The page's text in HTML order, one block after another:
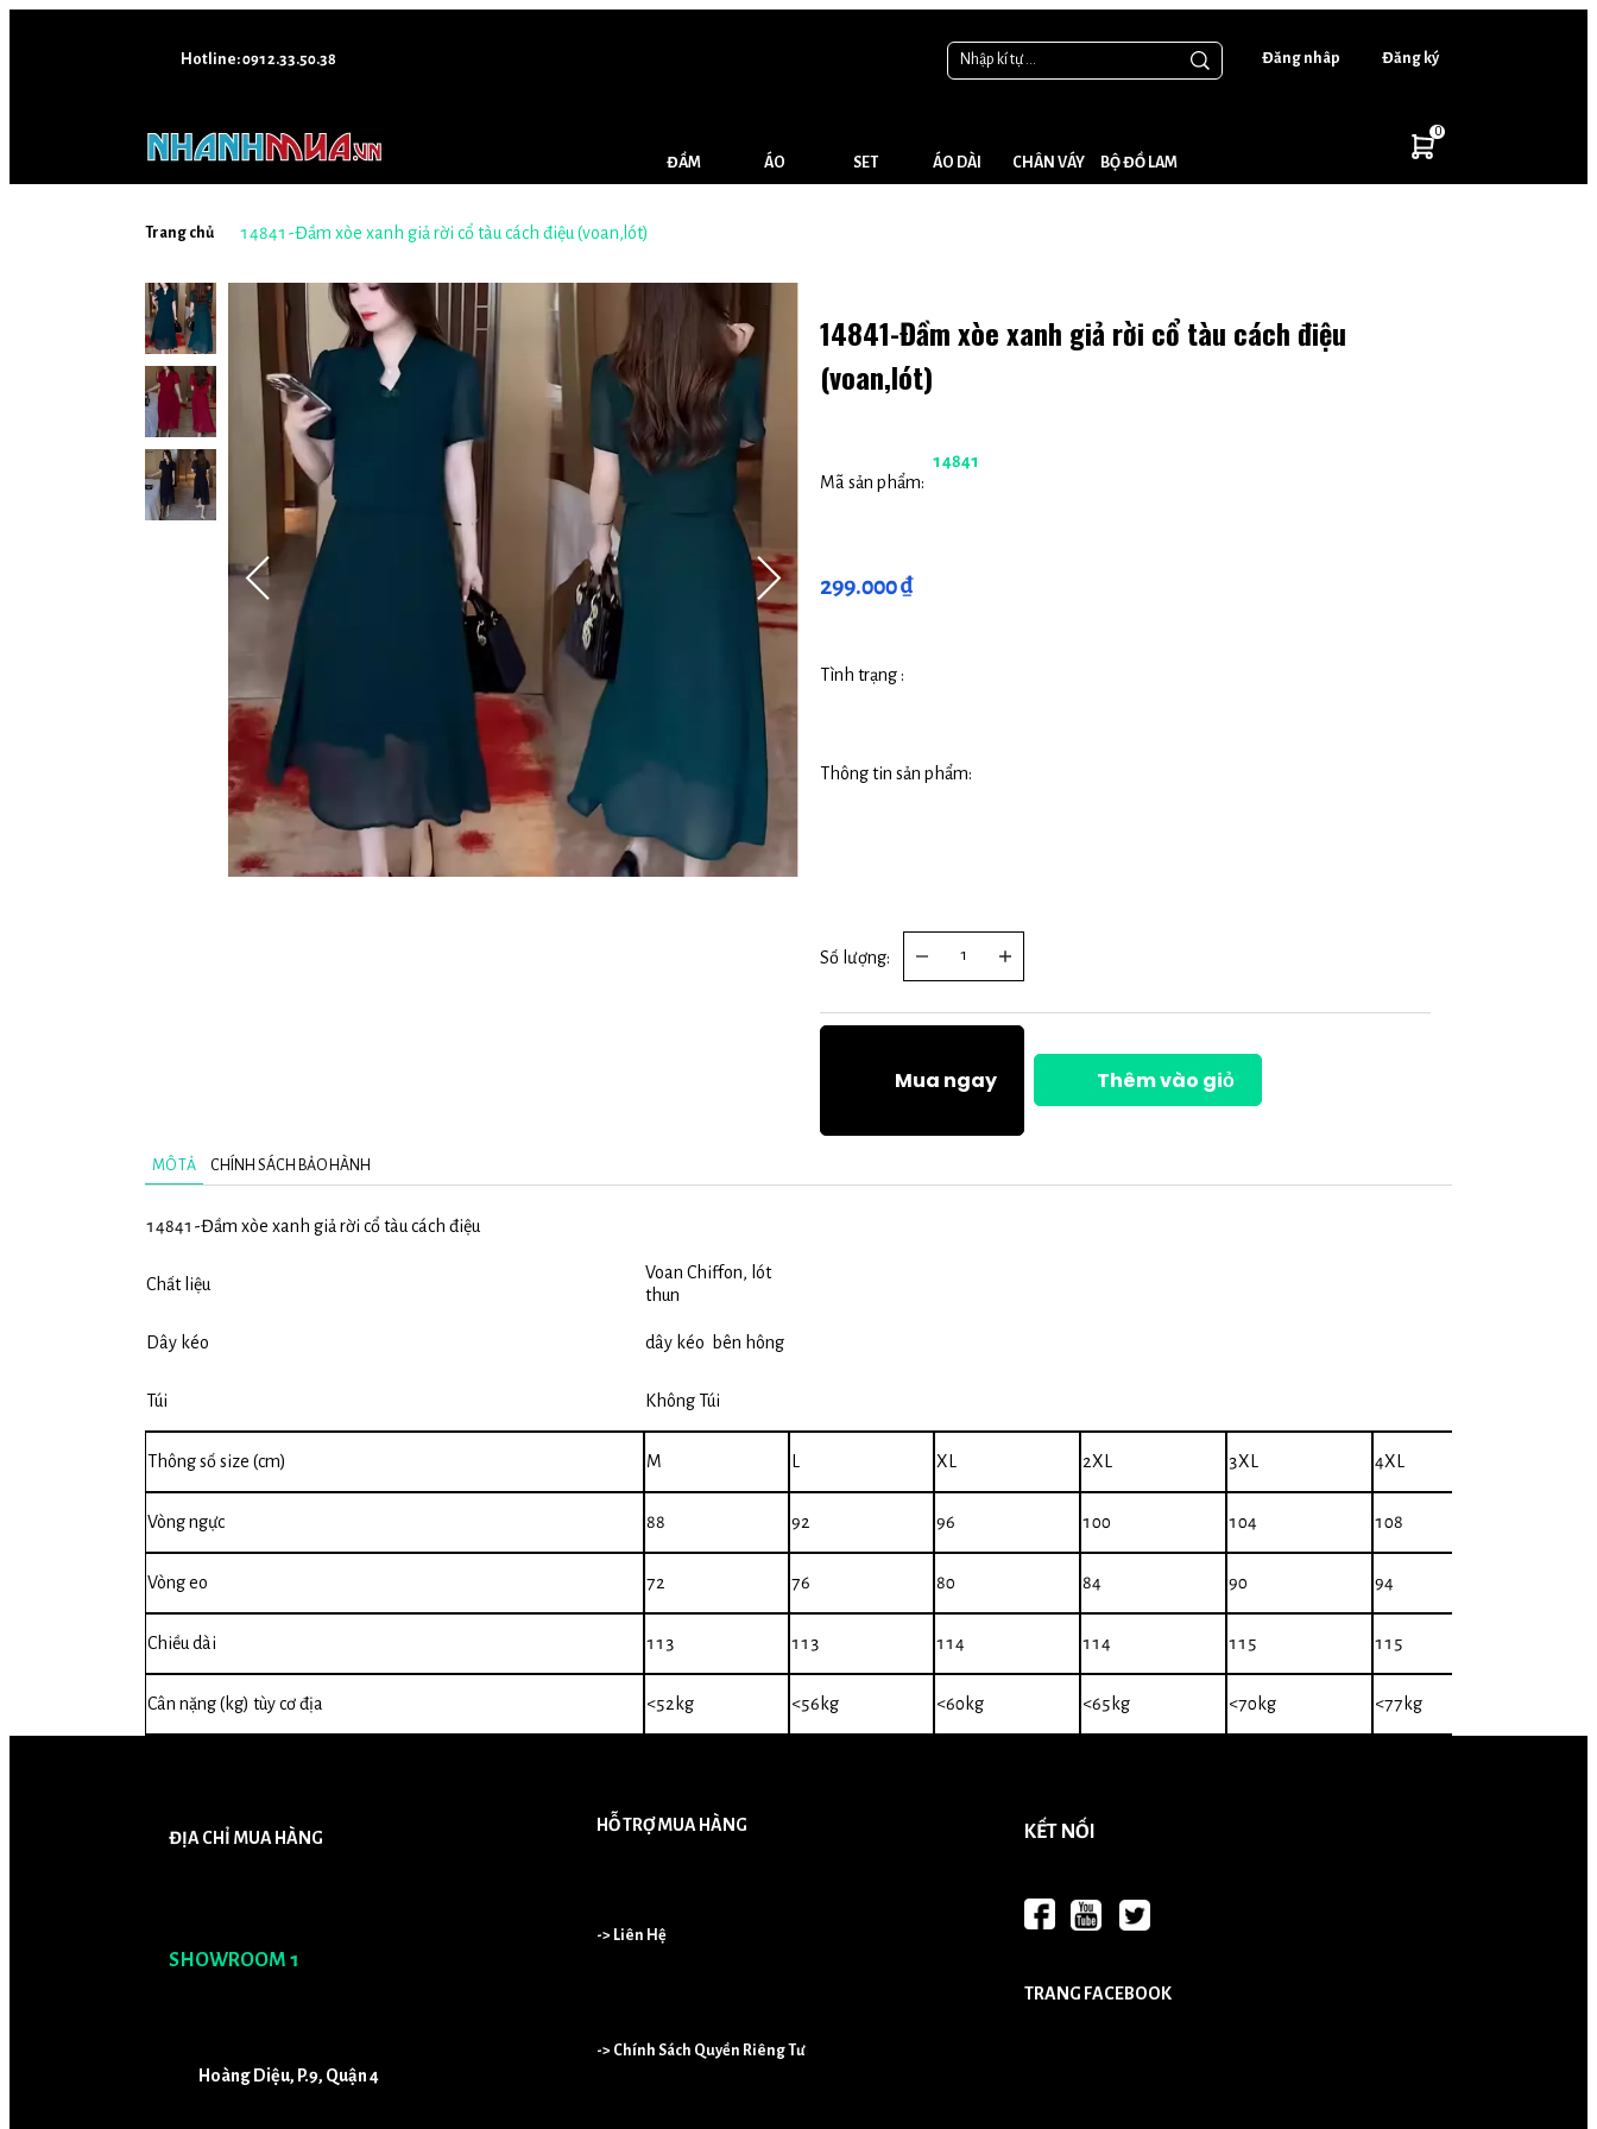
Hotline: 0912.33.50.38 Đăng nhâp Đăng ký
0
ĐẦM ÁO SET ÁO DÀI CHÂN VÁY BỘ ĐỒ LAM
Trang chủ 14841-Đầm xòe xanh giả rời cổ tàu cách điệu (voan,lót)
14841-Đầm xòe xanh giả rời cổ tàu cách điệu
(voan,lót)
Mã sản phẩm:
14841
299.000 ₫
Tình trạng :
Thông tin sản phẩm:
Số lượng:
Mua ngay Thêm vào giỏ
MÔ TẢ CHÍNH SÁCH BẢO HÀNH
14841-Đầm xòe xanh giả rời cổ tàu cách điệu
Chất liệu
Voan Chiffon, lót
thun
Dây kéo dây kéo bên hông
Túi Không Túi
Thông số size (cm) M L XL 2XL 3XL 4XL
Vòng ngực 88 92 96 100 104 108
Vòng eo 72 76 80 84 90 94
Chiều dài 113 113 114 114 115 115
Cân nặng (kg) tùy cơ địa <52kg <56kg <60kg <65kg <70kg <77kg
ĐỊA CHỈ MUA HÀNG
SHOWROOM 1
Hoàng Diệu, P.9, Quận 4
HỖ TRỢ MUA HÀNG
-> Liên Hệ
-> Chính Sách Quyền Riêng Tư
KẾT NỐI
TRANG FACEBOOK